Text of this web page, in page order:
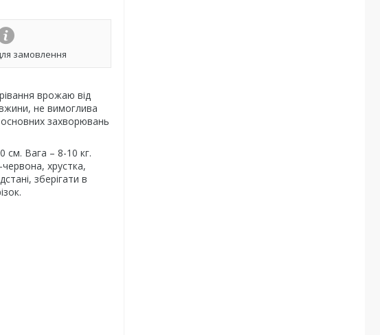
замовлення
врожаю від
не вимоглива
захворювань
Вага – 8-10 кг.
хрустка,
зберігати в